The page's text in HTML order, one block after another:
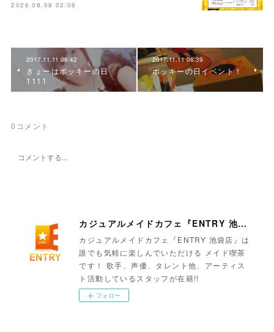
2026.08.08 02:06
2017.11.11 06:42
きょーはポッキーの日
1111
2017.11.11 06:39
ポッキーの日イベント！
0 コメント
カジュアルメイドカフェ『ENTRY 池袋店』
カジュアルメイドカフェ『ENTRY 池袋店』は
誰でも気軽に楽しんでいただける メイド喫茶
です！ 歌手、声優、タレント他、アーティス
ト活動しているスタッフが在籍!!
フォロー